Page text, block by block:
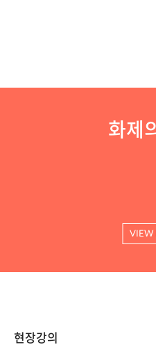
화제
VIEW
현장강의